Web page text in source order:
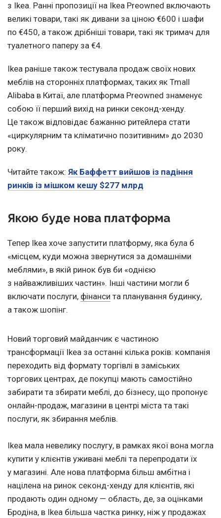
з Ikea. Ранні пропозиції на Ikea Preowned включають
великі товари, такі як дивани за ціною €600 і шафи
по €450, а також дрібніші товари, такі як тримач для
туалетного паперу за €4.
Ikea раніше також тестувала продаж своїх нових
меблів на сторонніх платформах, таких як Tmall
Alibaba в Китаї, але платформа Preowned знаменує
собою її перший вихід на ринки секонд-хенду.
Це також відповідає бажанню ритейлера стати
«циркулярним та кліматично позитивним» до 2030
року.
Читайте також: Як Баффетт вийшов із падіння
ринків із мішком кешу $277 млрд
Якою буде нова платформа
Тепер Ikea хоче запустити платформу, яка була б
«місцем, куди можна звернутися за домашніми
меблями», в якій ринок був би «однією
з найважливіших частин». Інші частини могли б
включати послуги, фінанси та планування будинку,
а також шопінг.
Новий торговий майданчик є частиною
трансформації Ikea за останні кілька років: компанія
переходить від формату торгівлі в заміських
торгових центрах, де покупці мають самостійно
забирати та збирати меблі, до бізнесу, що пропонує
онлайн-продаж, магазини в центрі міста та такі
послуги, як збирання меблів.
Ikea мала невелику послугу, в рамках якої вона могла
купити у клієнтів уживані меблі та перепродати їх
у магазині. Але нова платформа більш амбітна і
націлена на ринок секонд-хенду для клієнтів, які
продають один одному — область, де, за оцінками
Бродіна, в Ikea більша частка ринку, ніж у продажах